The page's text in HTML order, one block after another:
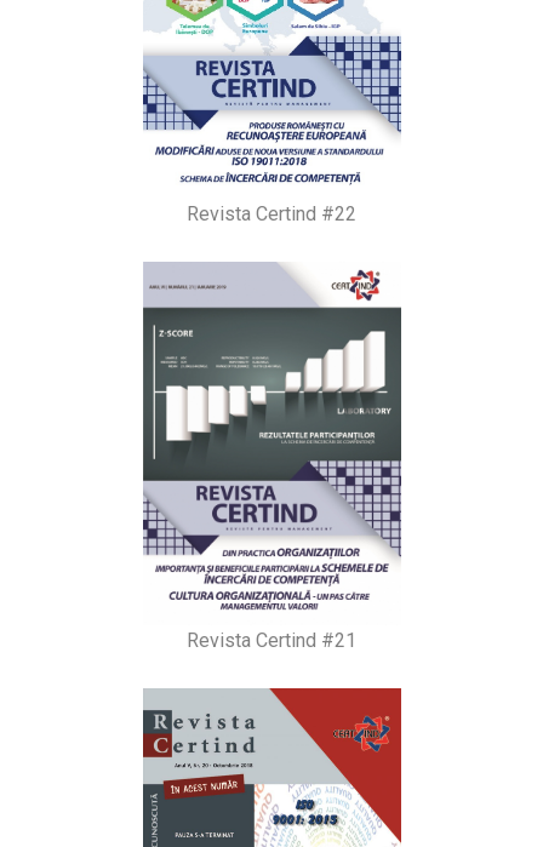
Revista Certind #22
Revista Certind #21